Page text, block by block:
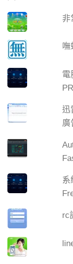
非
嘸
電
迅
廣
系
rc